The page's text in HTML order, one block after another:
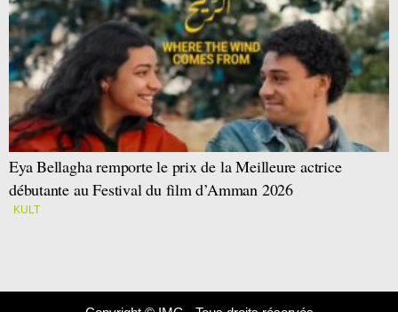
Eya Bellagha remporte le prix de la Meilleure actrice
débutante au Festival du film d’Amman 2026
KULT